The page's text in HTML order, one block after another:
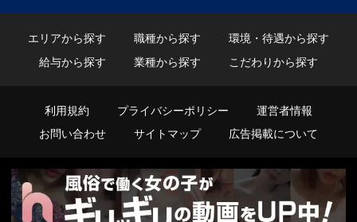
エリアから探す 職種から探す
環境・待遇から探す
給与から探す
業種から探す こだわりから探す
利用規約 プライバシーポリシー
運営者情報
お問い合わせ
サイトマップ 広告掲載について